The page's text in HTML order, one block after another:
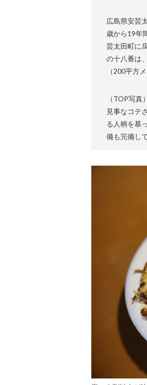
広島県安芸
歳から19年
芸太田町に
の十八番は
（200平方
（TOP写
見事なコテ
る人柄を慕
備も完備し